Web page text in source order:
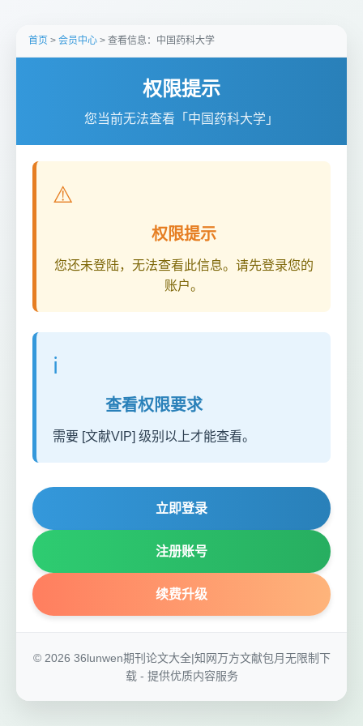
首页 > 会员中心 > 查看信息：中国药科大学
权限提示
您当前无法查看「中国药科大学」
⚠️
权限提示
您还未登陆，无法查看此信息。请先登录您的
账户。
ℹ️
查看权限要求
需要 [文献VIP] 级别以上才能查看。
立即登录
注册账号
续费升级
© 2026 36lunwen期刊论文大全|知网万方文献包月无限制下
载 - 提供优质内容服务